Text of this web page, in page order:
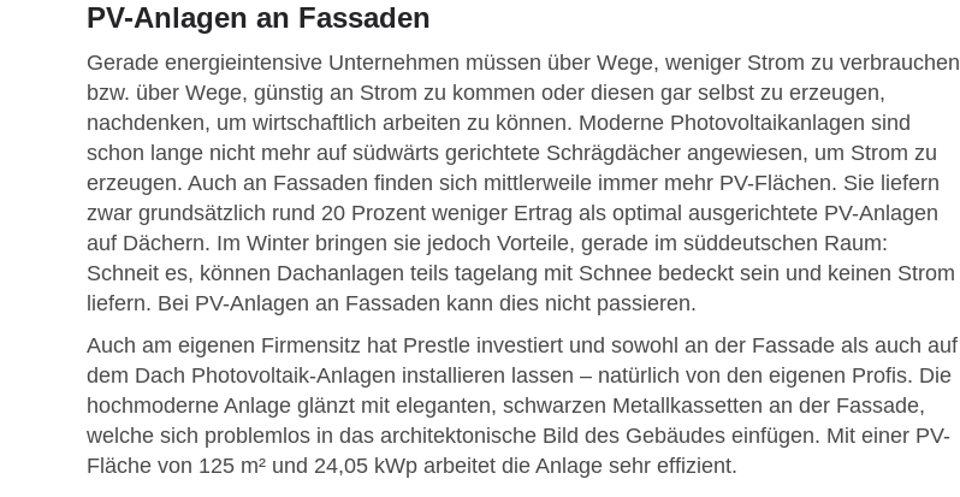
PV-Anlagen an Fassaden
Gerade energieintensive Unternehmen müssen über Wege, weniger Strom zu verbrauchen
bzw. über Wege, günstig an Strom zu kommen oder diesen gar selbst zu erzeugen,
nachdenken, um wirtschaftlich arbeiten zu können. Moderne Photovoltaikanlagen sind
schon lange nicht mehr auf südwärts gerichtete Schrägdächer angewiesen, um Strom zu
erzeugen. Auch an Fassaden finden sich mittlerweile immer mehr PV-Flächen. Sie liefern
zwar grundsätzlich rund 20 Prozent weniger Ertrag als optimal ausgerichtete PV-Anlagen
auf Dächern. Im Winter bringen sie jedoch Vorteile, gerade im süddeutschen Raum:
Schneit es, können Dachanlagen teils tagelang mit Schnee bedeckt sein und keinen Strom
liefern. Bei PV-Anlagen an Fassaden kann dies nicht passieren.
Auch am eigenen Firmensitz hat Prestle investiert und sowohl an der Fassade als auch auf
dem Dach Photovoltaik-Anlagen installieren lassen – natürlich von den eigenen Profis. Die
hochmoderne Anlage glänzt mit eleganten, schwarzen Metallkassetten an der Fassade,
welche sich problemlos in das architektonische Bild des Gebäudes einfügen. Mit einer PV-
Fläche von 125 m² und 24,05 kWp arbeitet die Anlage sehr effizient.